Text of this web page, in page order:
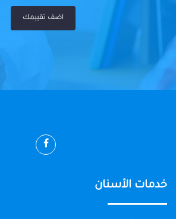
اضف تقييمك
خدمات الأسنان